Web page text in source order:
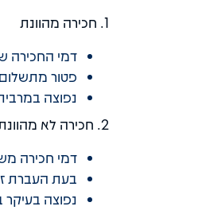
1. חכירה מהוונת
דמי החכירה
פטור
נפוצה
2. חכירה לא מהוונת
דמי חכירה
בעת העברת
נפוצה בעיקר